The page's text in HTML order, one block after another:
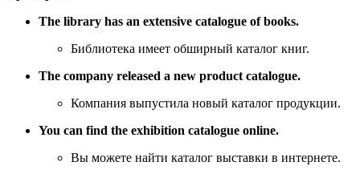
The library has an extensive catalogue of books.
Библиотека имеет обширный каталог книг.
The company released a new product catalogue.
Компания выпустила новый каталог продукции.
You can find the exhibition catalogue online.
Вы можете найти каталог выставки в интернете.